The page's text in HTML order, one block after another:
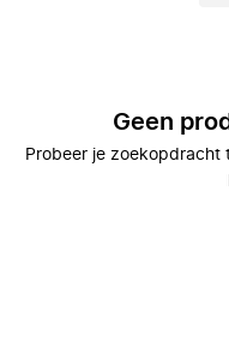
Geen
Probeer je zoekopdracht